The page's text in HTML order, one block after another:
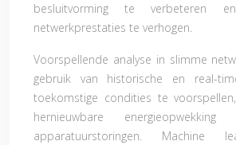
besluitvorming te verbeteren
netwerkprestaties te verhogen.
Voorspellende analyse in slimme
gebruik van historische en real-
toekomstige condities te
hernieuwbare
apparatuurstoringen. Machine